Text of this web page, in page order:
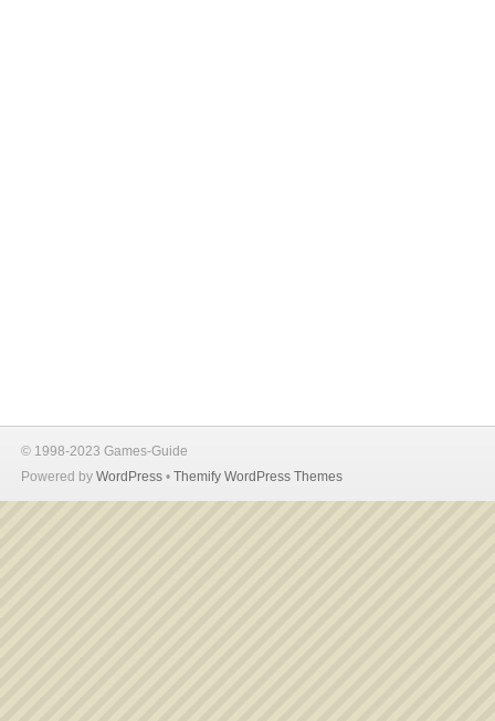
© 1998-2023 Games-Guide
Powered by WordPress • Themify WordPress Themes